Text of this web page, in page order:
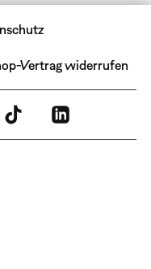
Vertrag widerrufen